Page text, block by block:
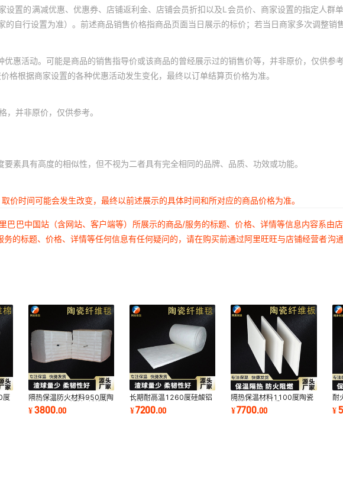
置的满减优惠、优惠券、店铺返利金、店铺会员折扣以及L会员价、商家设置的指定人群
自行设置为准）。前述商品销售价格指商品页面当日展示的标价；若当日商家多次调整销
惠活动。可能是商品的销售指导价或该商品的曾经展示过的销售价等，并非原价，仅供参考
根据商家设置的各种优惠活动发生变化，最终以订单结算页价格为准。
并非原价，仅供参考。
素具有高度的相似性，但不视为二者具有完全相同的品牌、品质、功效或功能。
时间可能会发生改变，最终以前述展示的具体时间和所对应的商品价格为准。
巴中国站（含网站、客户端等）所展示的商品/服务的标题、价格、详情等信息内容系由
的标题、价格、详情等任何信息有任何疑问的，请在购买前通过阿里旺旺与店铺经营者沟
度
隔热保温防火材料950度陶
瓷纤维模块|硅酸铝纤维模
块
¥3800.00
长期耐高温1260度硅酸铝
纤维卷毡
¥7200.00
隔热保温材料1100度陶瓷
纤维板环保材质
¥7700.00
耐
纤
¥